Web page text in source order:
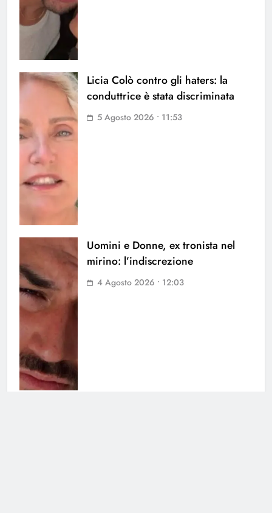
Licia Colò contro gli haters: la
conduttrice è stata discriminata
5 Agosto 2026 • 11:53
Uomini e Donne, ex tronista nel
mirino: l’indiscrezione
4 Agosto 2026 • 12:03